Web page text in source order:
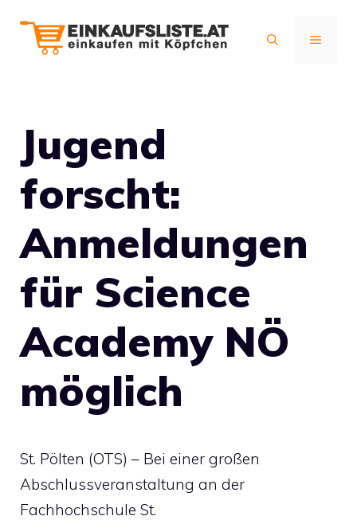
Inhalt
MENÜ
Jugend
forscht:
Anmeldungen
für Science
Academy NÖ
möglich
St. Pölten (OTS) – Bei einer großen
Abschlussveranstaltung an der
Fachhochschule St.